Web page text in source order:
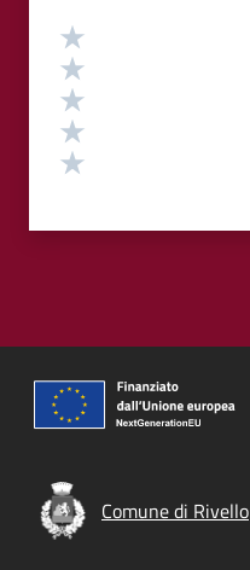
Valutazione
Comune di Rivello